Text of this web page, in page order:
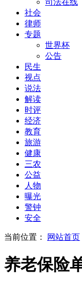
司法在线
社会
律师
专题
世界杯
公告
民生
视点
说法
解读
时评
经济
教育
旅游
健康
三农
公益
人物
曝光
警钟
安全
当前位置： 网站首页
养老保险